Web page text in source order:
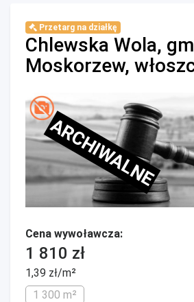
Przetarg na działkę
Chlewska Wola,
Moskorzew,
ARCHIWALNE
Cena wywoławcza:
1 810 zł
1,39 zł/m²
1 300 m²